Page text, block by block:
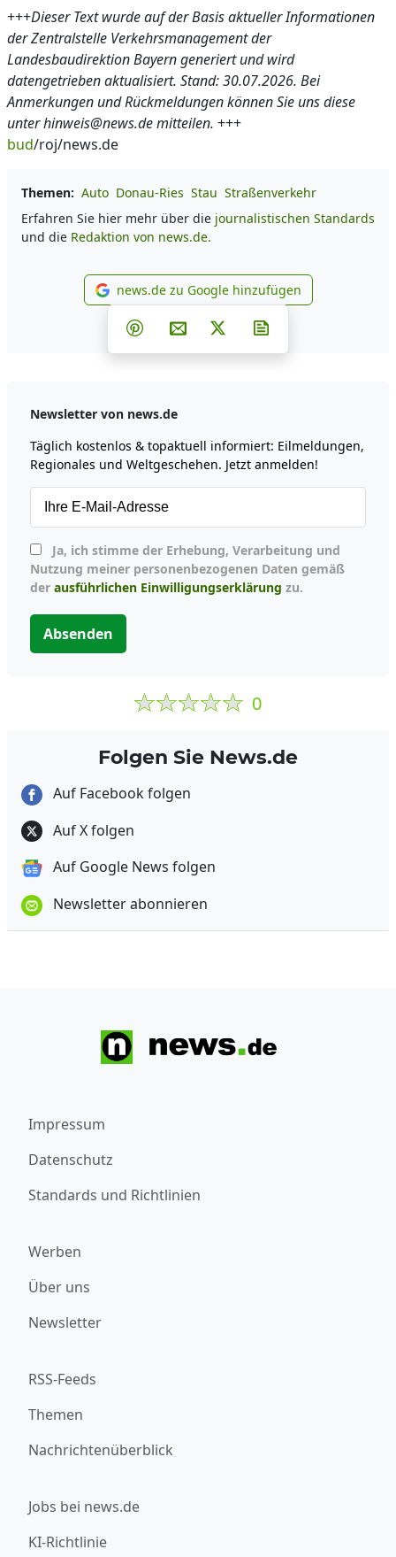
+++Dieser Text wurde auf der Basis aktueller Informationen
der Zentralstelle Verkehrsmanagement der
Landesbaudirektion Bayern generiert und wird
datengetrieben aktualisiert. Stand: 30.07.2026. Bei
Anmerkungen und Rückmeldungen können Sie uns diese
unter hinweis@news.de mitteilen. +++
bud/roj/news.de
Themen: Auto Donau-Ries Stau Straßenverkehr
Erfahren Sie hier mehr über die journalistischen Standards
und die Redaktion von news.de.
news.de zu Google
news.de zu Google hinzufügen
Teilen auf Facebook
Teilen auf Whatsapp
Teilen auf Telegram
Teilen auf Pinterest
Per E-Mail teilen
Post auf X
Newsletter von news.de
Täglich kostenlos & topaktuell informiert: Eilmeldungen,
Regionales und Weltgeschehen. Jetzt anmelden!
Nutzung meiner personenbezogenen Daten gemäß
der ausführlichen Einwilligungserklärung zu.
Absenden
0
Folgen Sie News.de
Auf Facebook folgen
Auf X folgen
Auf Google News folgen
Newsletter abonnieren
Impressum
Datenschutz
Standards und Richtlinien
Werben
Über uns
Newsletter
RSS-Feeds
Themen
Nachrichtenüberblick
Jobs bei news.de
KI-Richtlinie